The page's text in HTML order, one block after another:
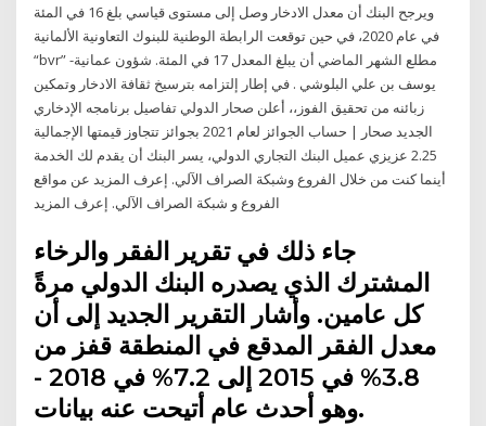
ويرجح البنك أن معدل الادخار وصل إلى مستوى قياسي بلغ 16 في المئة
في عام 2020، في حين توقعت الرابطة الوطنية للبنوك التعاونية الألمانية
“bvr” مطلع الشهر الماضي أن يبلغ المعدل 17 في المئة. شؤون عمانية-
يوسف بن علي البلوشي . في إطار إلتزامه بترسيخ ثقافة الادخار وتمكين
زبائنه من تحقيق الفوز،، أعلن صحار الدولي تفاصيل برنامجه الإدخاري
الجديد صحار | حساب الجوائز لعام 2021 بجوائز تتجاوز قيمتها الإجمالية
2.25 عزيزي عميل البنك التجاري الدولي، يسر البنك أن يقدم لك الخدمة
أينما كنت من خلال الفروع وشبكة الصراف الآلي. إعرف المزيد عن مواقع
الفروع و شبكة الصراف الآلي. إعرف المزيد
جاء ذلك في تقرير الفقر والرخاء
المشترك الذي يصدره البنك الدولي مرةً
كل عامين. وأشار التقرير الجديد إلى أن
معدل الفقر المدقع في المنطقة قفز من
3.8% في 2015 إلى 7.2% في 2018 -
وهو أحدث عام أتيحت عنه بيانات.